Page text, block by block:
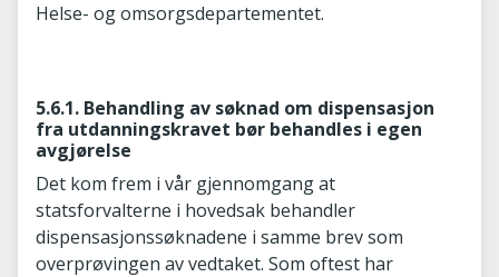
Helse- og omsorgsdepartementet.
5.6.1. Behandling av søknad om dispensasjon
fra utdanningskravet bør behandles i egen
avgjørelse
Det kom frem i vår gjennomgang at
statsforvalterne i hovedsak behandler
dispensasjonssøknadene i samme brev som
overprøvingen av vedtaket. Som oftest har